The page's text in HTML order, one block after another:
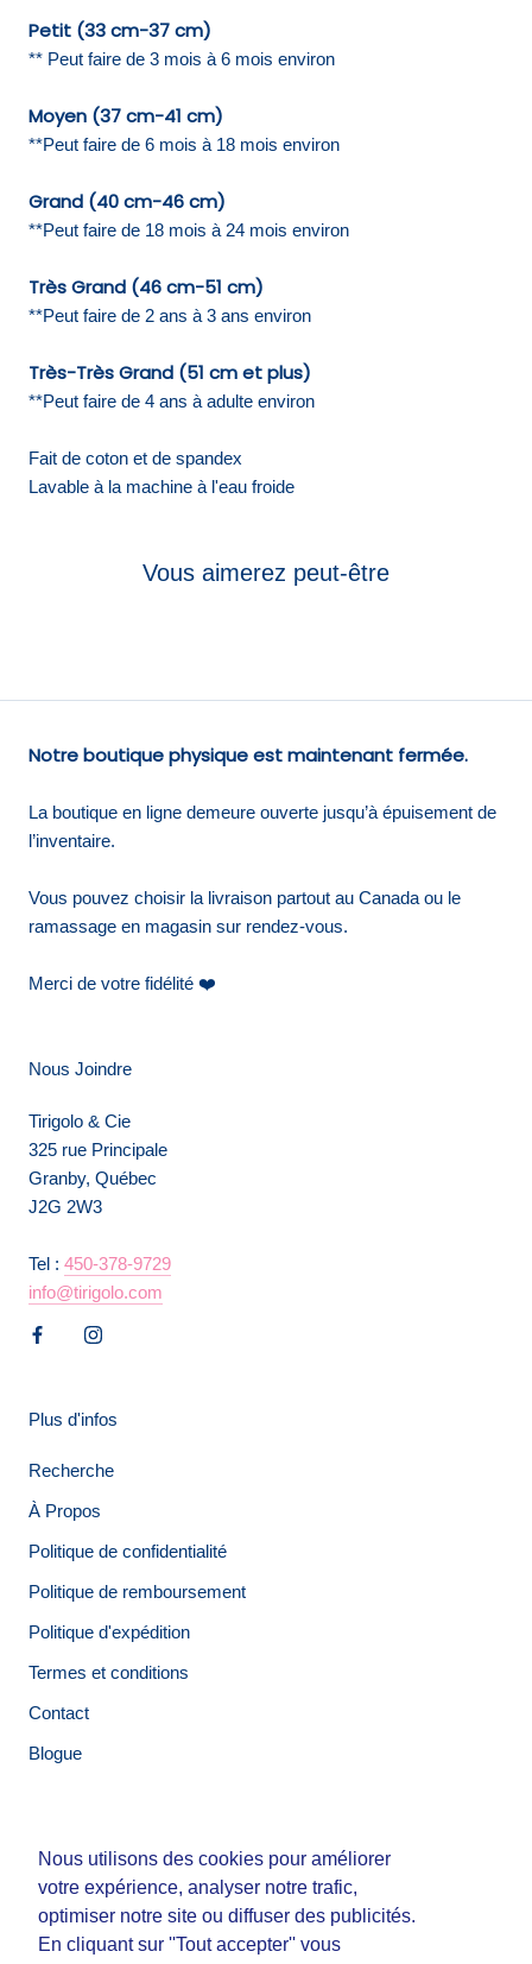
Nous utilisons des cookies pour améliorer
votre expérience, analyser notre trafic,
optimiser notre site ou diffuser des publicités.
En cliquant sur ''Tout accepter'' vous
Nous utilisons des cookies pour améliorer
votre expérience, analyser notre trafic,
optimiser notre site ou diffuser des publicités.
En cliquant sur ''Tout accepter'' vous
Petit (33 cm-37 cm)
** Peut faire de 3 mois à 6 mois environ
Moyen (37 cm-41 cm)
**Peut faire de 6 mois à 18 mois environ
Grand (40 cm-46 cm)
**Peut faire de 18 mois à 24 mois environ
Très Grand (46 cm-51 cm)
**Peut faire de 2 ans à 3 ans environ
Très-Très Grand (51 cm et plus)
**Peut faire de 4 ans à adulte environ
Fait de coton et de spandex
Lavable à la machine à l'eau froide
Vous aimerez peut-être
Notre boutique physique est maintenant fermée.
La boutique en ligne demeure ouverte jusqu’à épuisement de
l’inventaire.
Vous pouvez choisir la livraison partout au Canada ou le
ramassage en magasin sur rendez-vous.
Merci de votre fidélité ❤️
Nous Joindre
Tirigolo & Cie
325 rue Principale
Granby, Québec
J2G 2W3
Tel : 450-378-9729
info@tirigolo.com
Plus d'infos
Recherche
À Propos
Politique de confidentialité
Politique de remboursement
Politique d'expédition
Termes et conditions
Contact
Blogue
© Tirigolo et Cie.
Fait parThird Party Studio